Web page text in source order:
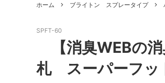
足・靴が臭い時の消臭対策法
ビスのご紹介
ホーム ブライトン スプレータイプ
SPFT-60
【消臭WEBの
札 スーパーフッ